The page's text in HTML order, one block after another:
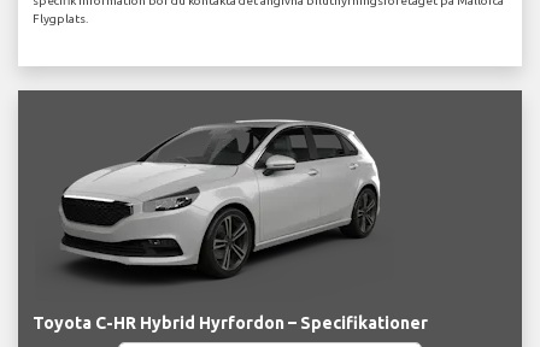
Flygplats.
Toyota C-HR Hybrid Hyrfordon – Specifikationer